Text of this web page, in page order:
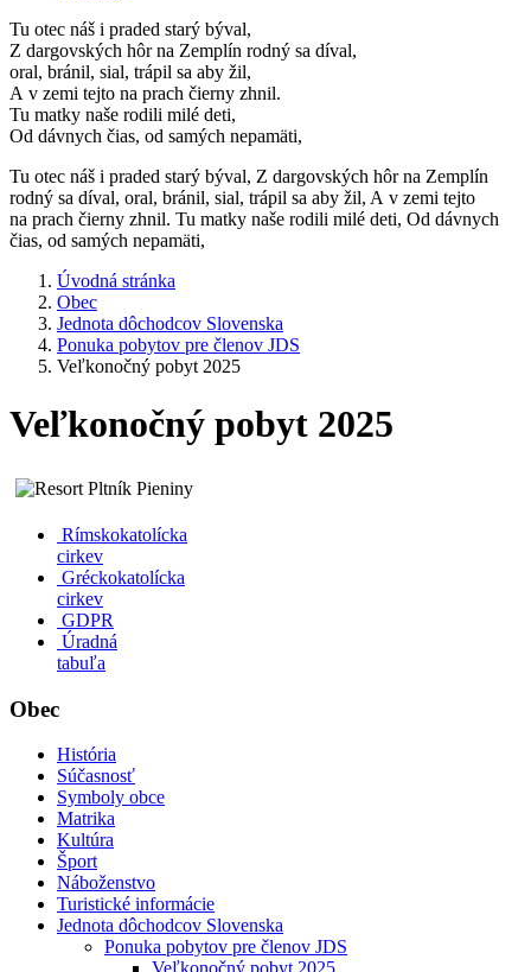
Tu otec náš i praded starý býval,
Z dargovských hôr na Zemplín rodný sa díval,
oral, bránil, sial, trápil sa aby žil,
A v zemi tejto na prach čierny zhnil.
Tu matky naše rodili milé deti,
Od dávnych čias, od samých nepamäti,
Tu otec náš i praded starý býval, Z dargovských hôr na Zemplín
rodný sa díval, oral, bránil, sial, trápil sa aby žil, A v zemi tejto
na prach čierny zhnil. Tu matky naše rodili milé deti, Od dávnych
čias, od samých nepamäti,
Úvodná stránka
Obec
Jednota dôchodcov Slovenska
Ponuka pobytov pre členov JDS
Veľkonočný pobyt 2025
Veľkonočný pobyt 2025
Rímskokatolícka
cirkev
Gréckokatolícka
cirkev
GDPR
Úradná
tabuľa
Obec
História
Súčasnosť
Symboly obce
Matrika
Kultúra
Šport
Náboženstvo
Turistické informácie
Jednota dôchodcov Slovenska
Ponuka pobytov pre členov JDS